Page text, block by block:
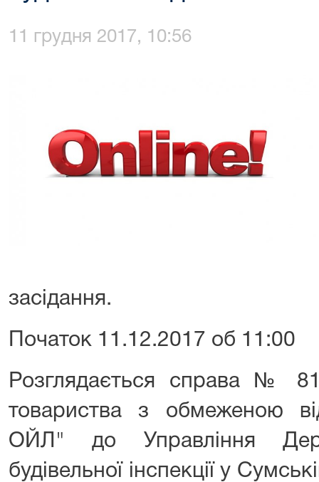
11 грудня 2017, 10:56
засідання.
Початок 11.12.2017 об 11:00
Розглядається справа №
товариства з обмеженою
ОЙЛ" до Управління
будівельної інспекції у